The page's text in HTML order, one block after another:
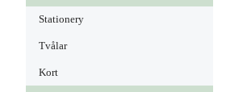
Stationery
Tvålar
Kort